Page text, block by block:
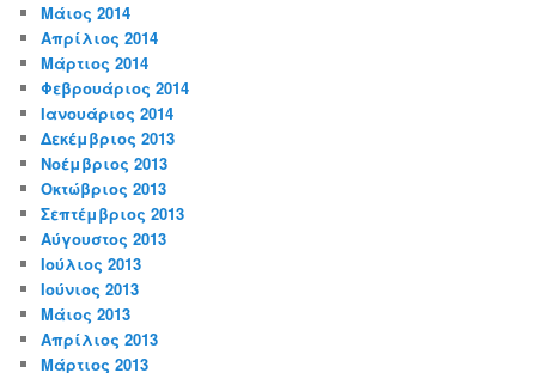
Μάιος 2014
Απρίλιος 2014
Μάρτιος 2014
Φεβρουάριος 2014
Ιανουάριος 2014
Δεκέμβριος 2013
Νοέμβριος 2013
Οκτώβριος 2013
Σεπτέμβριος 2013
Αύγουστος 2013
Ιούλιος 2013
Ιούνιος 2013
Μάιος 2013
Απρίλιος 2013
Μάρτιος 2013